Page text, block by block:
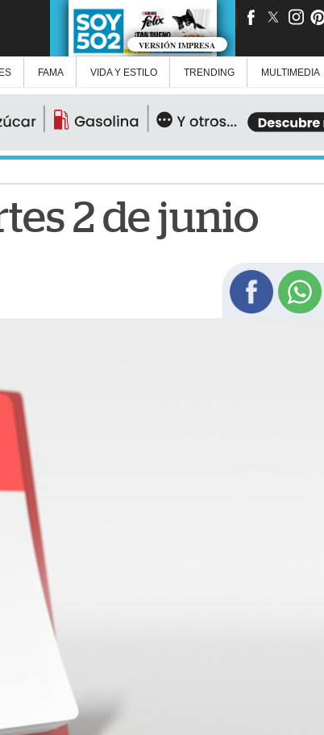
VERSIÓN IMPRESA
FAMA VIDA Y ESTILO TRENDING MULTIMEDIA
2 de junio